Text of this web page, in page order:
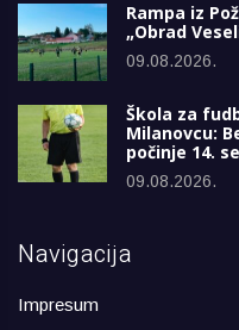
Rampa iz
„Obrad
09.08.2026.
Škola za
Milanovcu:
počinje 14.
09.08.2026.
Navigacija
Impresum